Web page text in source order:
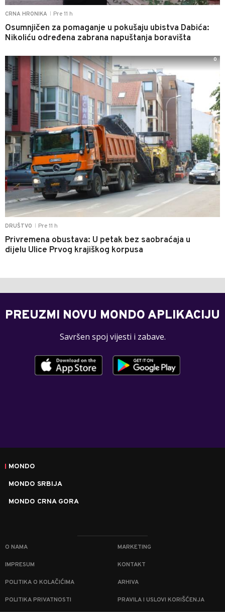
CRNA HRONIKA Pre 11 h
Osumnjičen za pomaganje u pokušaju ubistva Dabića:
Nikoliću određena zabrana napuštanja boravišta
DRUŠTVO Pre 11 h
Privremena obustava: U petak bez saobraćaja u
dijelu Ulice Prvog krajiškog korpusa
0
PREUZMI NOVU MONDO APLIKACIJU
Savršen spoj vijesti i zabave.
MONDO
MONDO SRBIJA
MONDO CRNA GORA
O NAMA MARKETING
IMPRESUM KONTAKT
POLITIKA O KOLAČIĆIMA ARHIVA
POLITIKA PRIVATNOSTI PRAVILA I USLOVI KORIŠĆENJA